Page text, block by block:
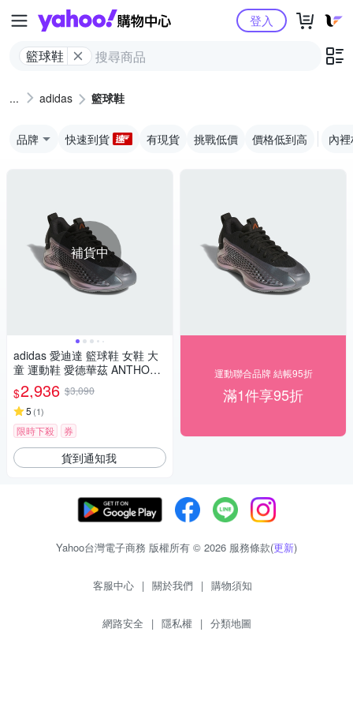
Yahoo購物中心
籃球鞋
登入
adidas 籃球鞋
品牌 快速到貨 有現貨 挑戰低價 價格低到高 內
補貨中
adidas 愛迪達 籃球鞋 女鞋 大
童 運動鞋 愛德華茲 ANTHONY
EDWARDS 1 J LOW 銀黑 JQ8
885
$2,936 $3,090
5 (1)
限時下殺 券
貨到通知我
運動聯合品牌 結帳95折
滿1件享95折
Yahoo台灣電子商務 版權所有 © 2026 服務條款(更新)
客服中心 | 關於我們 | 購物須知
網路安全 | 隱私權 | 分類地圖